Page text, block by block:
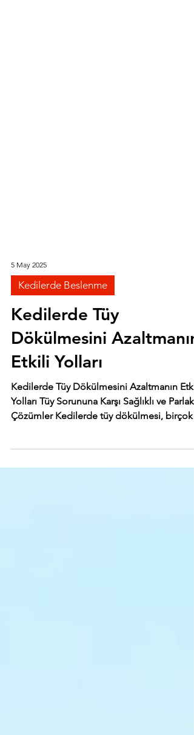
5 May 2025
Kedilerde Beslenme
Kedilerde Tüy
Dökülmesini Azaltmanın
Etkili Yolları
Kedilerde Tüy Dökülmesini Azaltmanın
Yolları Tüy Sorununa Karşı Sağlıklı ve Parlak